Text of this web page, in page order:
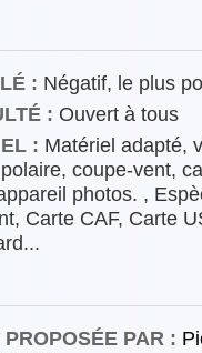
: Négatif, le plus
: Ouvert à tous
: Matériel adapté,
coupe-vent,
photos. ,
Carte CAF, Carte
PAR :